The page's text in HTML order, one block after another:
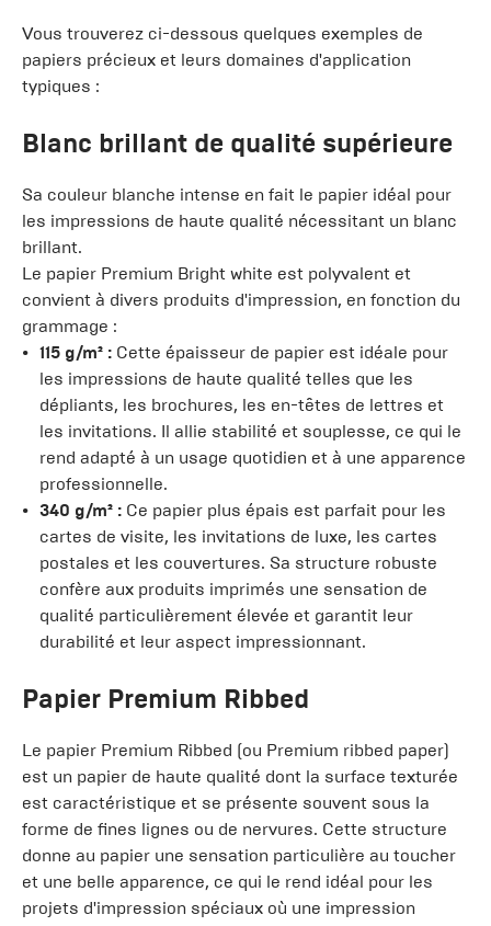
Vous trouverez ci-dessous quelques exemples de
papiers précieux et leurs domaines d'application
typiques :
Blanc brillant de qualité supérieure
Sa couleur blanche intense en fait le papier idéal pour
les impressions de haute qualité nécessitant un blanc
brillant.
Le papier Premium Bright white est polyvalent et
convient à divers produits d'impression, en fonction du
grammage :
115 g/m² : Cette épaisseur de papier est idéale pour
les impressions de haute qualité telles que les
dépliants, les brochures, les en-têtes de lettres et
les invitations. Il allie stabilité et souplesse, ce qui le
rend adapté à un usage quotidien et à une apparence
professionnelle.
340 g/m² : Ce papier plus épais est parfait pour les
cartes de visite, les invitations de luxe, les cartes
postales et les couvertures. Sa structure robuste
confère aux produits imprimés une sensation de
qualité particulièrement élevée et garantit leur
durabilité et leur aspect impressionnant.
Papier Premium Ribbed
Le papier Premium Ribbed (ou Premium ribbed paper)
est un papier de haute qualité dont la surface texturée
est caractéristique et se présente souvent sous la
forme de fines lignes ou de nervures. Cette structure
donne au papier une sensation particulière au toucher
et une belle apparence, ce qui le rend idéal pour les
projets d'impression spéciaux où une impression